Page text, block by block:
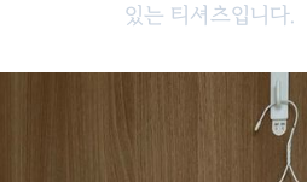
있는 티셔츠입니다.